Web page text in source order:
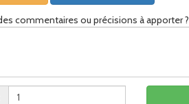
commentaires ou précisions à apporter ?